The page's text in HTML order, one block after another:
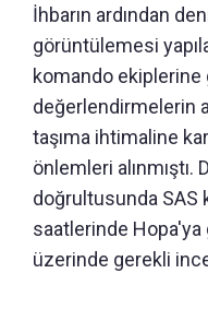
İhbarın ardından
görüntülemesi
komando ekiplerine
değerlendirmelerin
taşıma ihtimaline
önlemleri alınmıştı.
doğrultusunda SAS
saatlerinde Hopa'ya
üzerinde gerekli